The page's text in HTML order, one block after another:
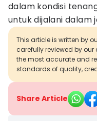
dalam kondisi
untuk dijalani dalam
This article is written by
carefully reviewed by our
the most accurate and
standards of quality,
Share Article